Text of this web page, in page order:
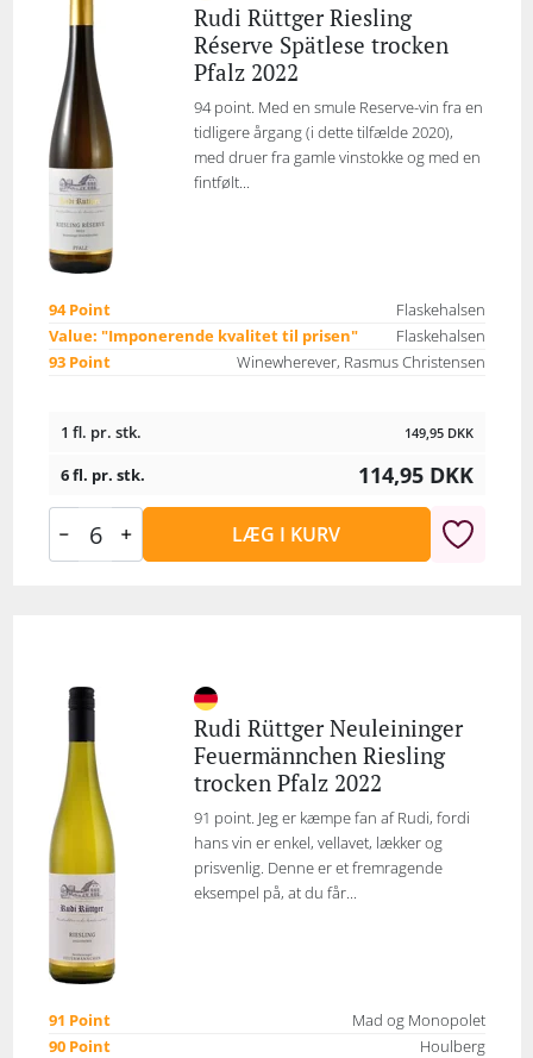
Rudi Rüttger Riesling
Réserve Spätlese trocken
Pfalz 2022
94 point. Med en smule Reserve-vin fra en
tidligere årgang (i dette tilfælde 2020),
med druer fra gamle vinstokke og med en
fintfølt...
94 Point
Flaskehalsen
Value: "Imponerende kvalitet til prisen"
Flaskehalsen
93 Point
Winewherever, Rasmus Christensen
1 fl. pr. stk. 149,95 DKK
6 fl. pr. stk. 114,95 DKK
LÆG I KURV
Rudi Rüttger Neuleininger
Feuermännchen Riesling
trocken Pfalz 2022
91 point. Jeg er kæmpe fan af Rudi, fordi
hans vin er enkel, vellavet, lækker og
prisvenlig. Denne er et fremragende
eksempel på, at du får...
91 Point
Mad og Monopolet
90 Point
Houlberg